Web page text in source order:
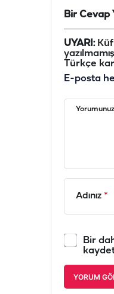
Bir Cevap
UYARI:
Türkçe
E-posta
Yorumunuz
Adınız *
Bir
YORUM